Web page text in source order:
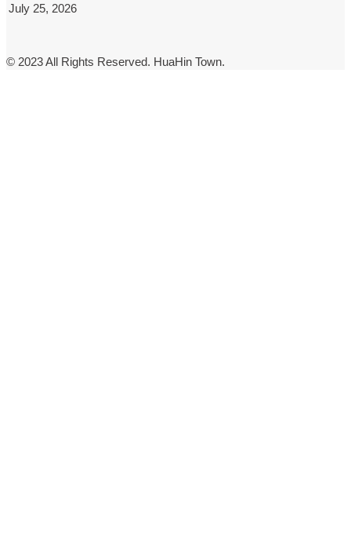
July 25, 2026
© 2023 All Rights Reserved. HuaHin Town.